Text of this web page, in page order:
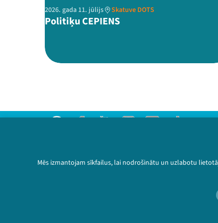
Mēs izmantojam sīkfailus, lai nodrošinātu un uzlabotu
2026. gada 11. jūlijs Skatuve DOTS
Politiķu CEPIENS
Privātuma politika
Lietošanas noteikumi un sīkdatņu politika
© 2026 Sarunu festivāls LAMPA Visas
🔗 https://festivalslampa.lv/